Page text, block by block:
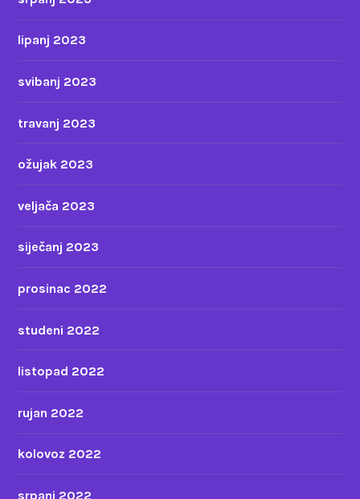
lipanj 2023
svibanj 2023
travanj 2023
ožujak 2023
veljača 2023
siječanj 2023
prosinac 2022
studeni 2022
listopad 2022
rujan 2022
kolovoz 2022
srpanj 2022